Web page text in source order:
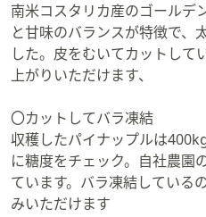
南米コスタリカ産のゴールデ
と甘味のバランスが特徴で、
した。皮をむいてカットして
上がりいただけます、
〇カットしてバラ凍結
収穫したパイナップルは
に糖度をチェック。自社農園
ています。バラ凍結している
みいただけます